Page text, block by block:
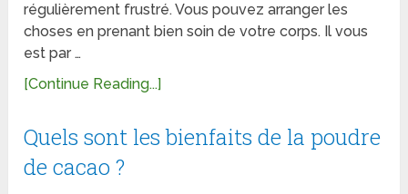
régulièrement frustré. Vous pouvez arranger les
choses en prenant bien soin de votre corps. Il vous
est par …
[Continue Reading...]
Quels sont les bienfaits de la poudre
de cacao ?